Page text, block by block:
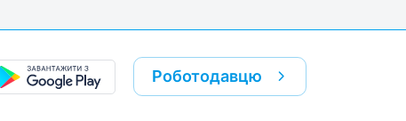
Роботодавцю